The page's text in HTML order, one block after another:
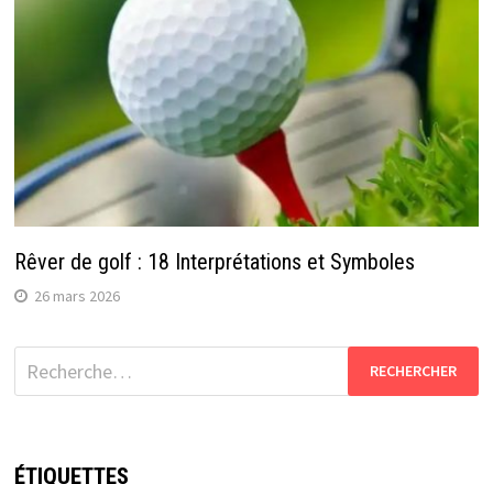
Rêver de golf : 18 Interprétations et Symboles
26 mars 2026
Rechercher :
ÉTIQUETTES